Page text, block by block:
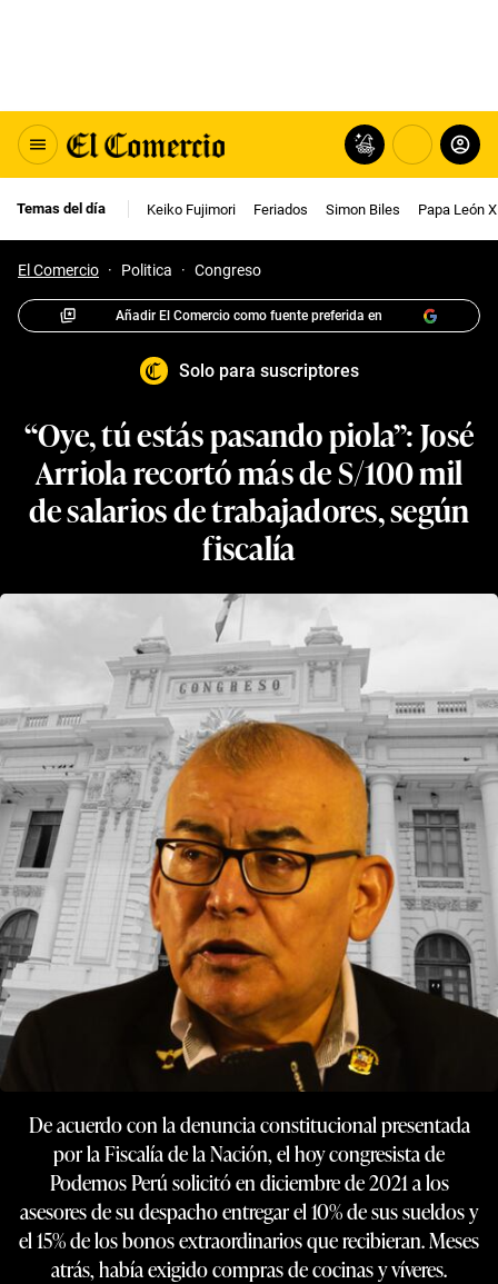
Temas del día Keiko Fujimori Feriados Simon Biles Papa León
El Comercio · Politica · Congreso
Añadir El Comercio como fuente preferida en
Solo para suscriptores
“Oye, tú estás pasando piola”: José
Arriola recortó más de S/100 mil
de salarios de trabajadores, según
fiscalía
De acuerdo con la denuncia constitucional presentada
por la Fiscalía de la Nación, el hoy congresista de
Podemos Perú solicitó en diciembre de 2021 a los
asesores de su despacho entregar el 10% de sus sueldos y
el 15% de los bonos extraordinarios que recibieran. Meses
atrás, había exigido compras de cocinas y víveres.